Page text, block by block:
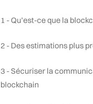
1 - Qu’est-ce que la
2 - Des estimations plus
3 - Sécuriser la
blockchain